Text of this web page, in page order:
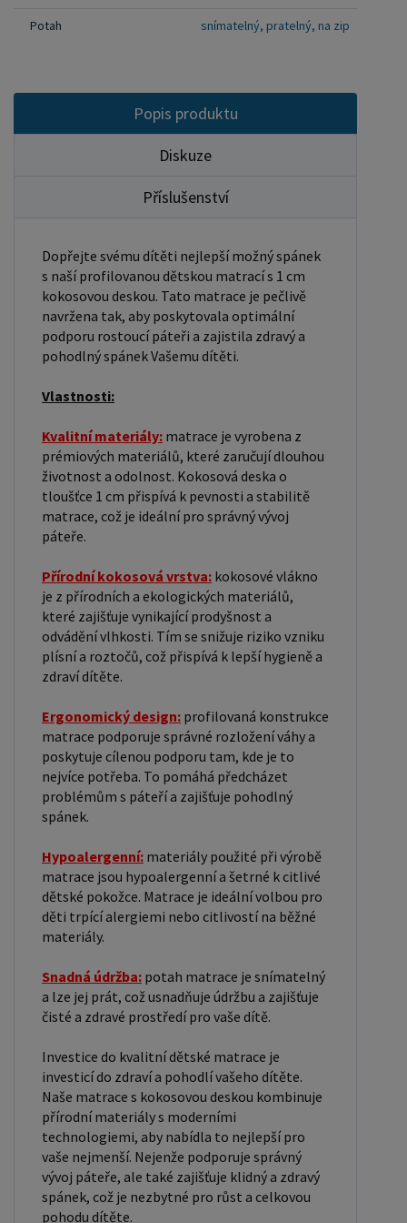
volbou pro děti trpící alergiemi nebo citlivostí na
zajišťuje čisté a zdravé prostředí pro vaše dítě.
Investice do kvalitní dětské matrace je investicí do
zdraví a pohodlí vašeho dítěte. Naše matrace s
moderními technologiemi, aby nabídla to nejlepší
vývoj páteře, ale také zajišťuje klidný a zdravý
spánek, což je nezbytné pro růst a celkovou
pohodu dítěte.
Potah snímatelný, pratelný, na zip
Popis produktu
Diskuze
Příslušenství
Dopřejte svému dítěti nejlepší možný spánek
s naší profilovanou dětskou matrací s 1 cm
kokosovou deskou. Tato matrace je pečlivě
navržena tak, aby poskytovala optimální
podporu rostoucí páteři a zajistila zdravý a
pohodlný spánek Vašemu dítěti.
Vlastnosti:
Kvalitní materiály: matrace je vyrobena z
prémiových materiálů, které zaručují dlouhou
životnost a odolnost. Kokosová deska o
tloušťce 1 cm přispívá k pevnosti a stabilitě
matrace, což je ideální pro správný vývoj
páteře.
Přírodní kokosová vrstva: kokosové vlákno
je z přírodních a ekologických materiálů,
které zajišťuje vynikající prodyšnost a
odvádění vlhkosti. Tím se snižuje riziko vzniku
plísní a roztočů, což přispívá k lepší hygieně a
zdraví dítěte.
Ergonomický design: profilovaná konstrukce
matrace podporuje správné rozložení váhy a
poskytuje cílenou podporu tam, kde je to
nejvíce potřeba. To pomáhá předcházet
problémům s páteří a zajišťuje pohodlný
spánek.
Hypoalergenní: materiály použité při výrobě
matrace jsou hypoalergenní a šetrné k citlivé
dětské pokožce. Matrace je ideální volbou pro
děti trpící alergiemi nebo citlivostí na běžné
materiály.
Snadná údržba: potah matrace je snímatelný
a lze jej prát, což usnadňuje údržbu a zajišťuje
čisté a zdravé prostředí pro vaše dítě.
Investice do kvalitní dětské matrace je
investicí do zdraví a pohodlí vašeho dítěte.
Naše matrace s kokosovou deskou kombinuje
přírodní materiály s moderními
technologiemi, aby nabídla to nejlepší pro
vaše nejmenší. Nejenže podporuje správný
vývoj páteře, ale také zajišťuje klidný a zdravý
spánek, což je nezbytné pro růst a celkovou
pohodu dítěte.